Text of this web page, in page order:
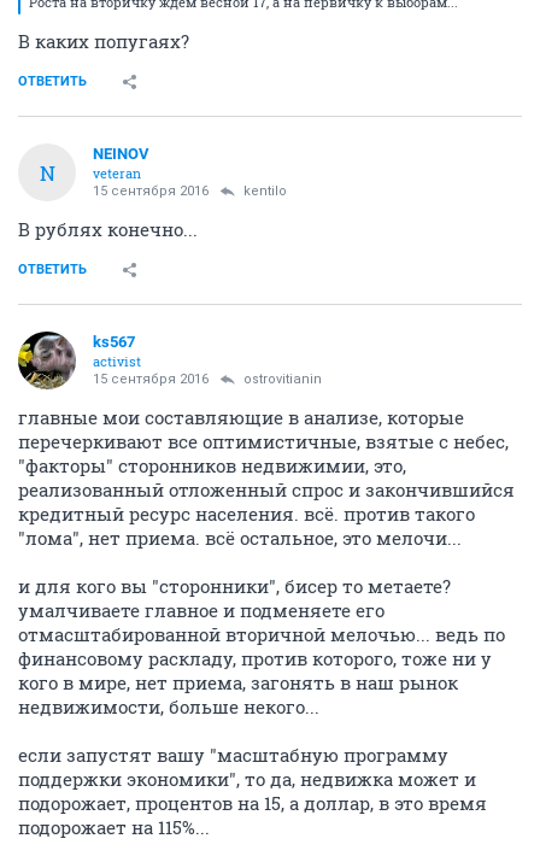
В каких попугаях?
ОТВЕТИТЬ
N
NEINOV
veteran
15 сентября 2016 kentilo
В рублях конечно...
ОТВЕТИТЬ
ks567
activist
15 сентября 2016 ostrovitianin
главные мои составляющие в анализе, которые
перечеркивают все оптимистичные, взятые с небес,
"факторы" сторонников недвижимии, это,
реализованный отложенный спрос и закончившийся
кредитный ресурс населения. всё. против такого
"лома", нет приема. всё остальное, это мелочи...
и для кого вы "сторонники", бисер то метаете?
умалчиваете главное и подменяете его
отмасштабированной вторичной мелочью... ведь по
финансовому раскладу, против которого, тоже ни у
кого в мире, нет приема, загонять в наш рынок
недвижимости, больше некого...
если запустят вашу "масштабную программу
поддержки экономики", то да, недвижка может и
подорожает, процентов на 15, а доллар, в это время
подорожает на 115%...